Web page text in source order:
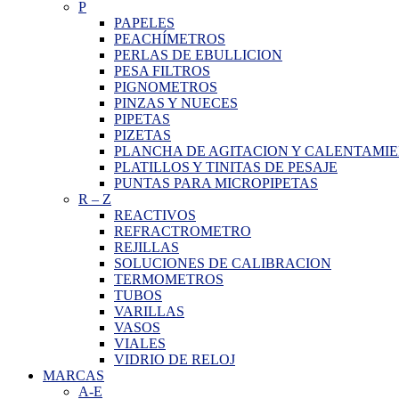
P
PAPELES
PEACHÍMETROS
PERLAS DE EBULLICION
PESA FILTROS
PIGNOMETROS
PINZAS Y NUECES
PIPETAS
PIZETAS
PLANCHA DE AGITACION Y
PLATILLOS Y TINITAS DE PESAJE
PUNTAS PARA MICROPIPETAS
R – Z
REACTIVOS
REFRACTROMETRO
REJILLAS
SOLUCIONES DE CALIBRACION
TERMOMETROS
TUBOS
VARILLAS
VASOS
VIALES
VIDRIO DE RELOJ
MARCAS
A-E